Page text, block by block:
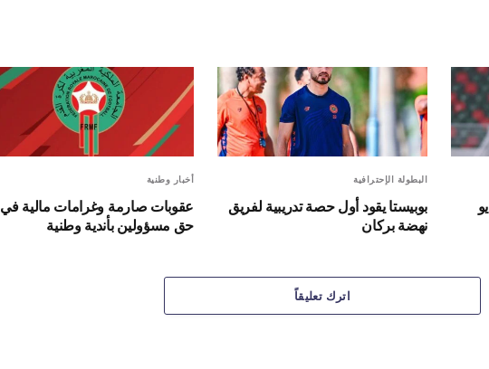
البطولة الإحترافية
بوبيستا يقود أول حصة تدريبية لفريق
نهضة بركان
أخبار وطنية
عقوبات صارمة وغرامات مالية في
حق مسؤولين بأندية وطنية
اترك تعليقاً